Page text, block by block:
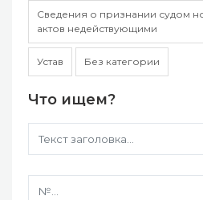
Сведения о признании судом
актов недействующими
Устав Без категории
Что ищем?